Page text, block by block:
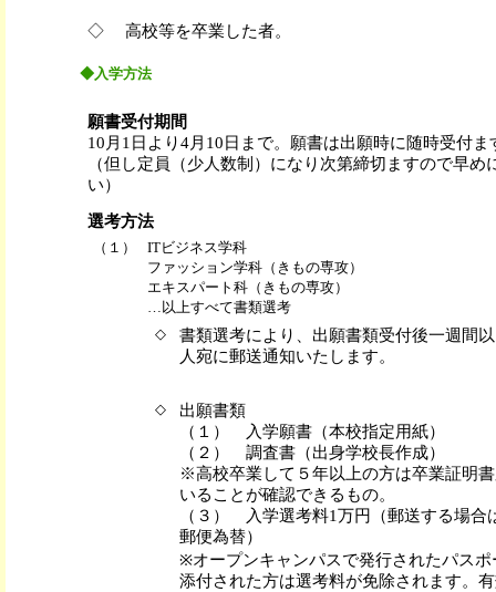
◇ 高校等を卒業した者。
◆入学方法
願書受付期間
10月1日より4月10日まで。願書は出願時に随時受付ま
（但し定員（少人数制）になり次第締切ますので早め
い）
選考方法
（１）
ITビジネス学科
ファッション学科（きもの専攻）
エキスパート科（きもの専攻）
…以上すべて書類選考
◇
書類選考により、出願書類受付後一週間
人宛に郵送通知いたします。
◇
出願書類
（１） 入学願書（本校指定用紙）
（２） 調査書（出身学校長作成）
※高校卒業して５年以上の方は卒業証明
いることが確認できるもの。
（３） 入学選考料1万円（郵送する場合
郵便為替）
※オープンキャンパスで発行されたパスポ
添付された方は選考料が免除されます。